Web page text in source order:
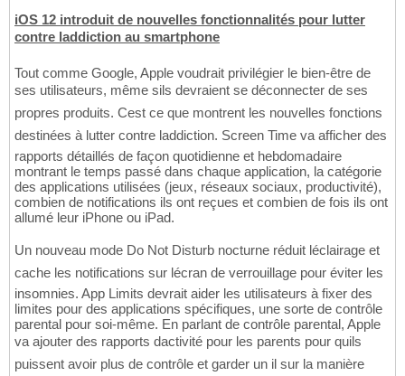
iOS 12 introduit de nouvelles fonctionnalités pour lutter
contre laddiction au smartphone
Tout comme Google, Apple voudrait privilégier le bien-être de
ses utilisateurs, même sils devraient se déconnecter de ses
propres produits. Cest ce que montrent les nouvelles fonctions
destinées à lutter contre laddiction. Screen Time va afficher des
rapports détaillés de façon quotidienne et hebdomadaire
montrant le temps passé dans chaque application, la catégorie
des applications utilisées (jeux, réseaux sociaux, productivité),
combien de notifications ils ont reçues et combien de fois ils ont
allumé leur iPhone ou iPad.
Un nouveau mode Do Not Disturb nocturne réduit léclairage et
cache les notifications sur lécran de verrouillage pour éviter les
insomnies. App Limits devrait aider les utilisateurs à fixer des
limites pour des applications spécifiques, une sorte de contrôle
parental pour soi-même. En parlant de contrôle parental, Apple
va ajouter des rapports dactivité pour les parents pour quils
puissent avoir plus de contrôle et garder un il sur la manière